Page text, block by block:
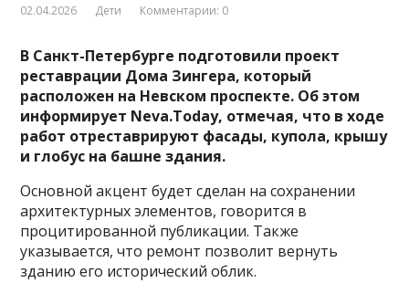
02.04.2026 Дети Комментарии: 0
В Санкт-Петербурге подготовили проект
реставрации Дома Зингера, который
расположен на Невском проспекте. Об этом
информирует Neva.Today, отмечая, что в ходе
работ отреставрируют фасады, купола, крышу
и глобус на башне здания.
Основной акцент будет сделан на сохранении
архитектурных элементов, говорится в
процитированной публикации. Также
указывается, что ремонт позволит вернуть
зданию его исторический облик.